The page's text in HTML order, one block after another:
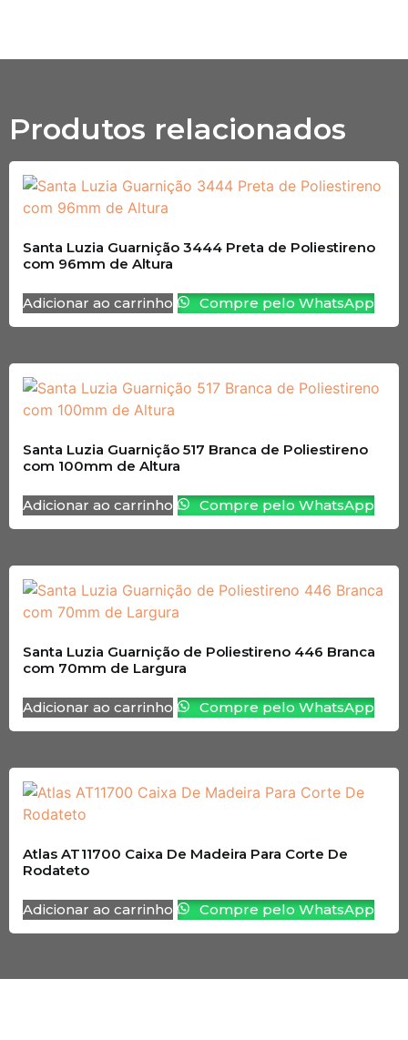
Produtos relacionados
Santa Luzia Guarnição 3444 Preta de Poliestireno
com 96mm de Altura
Adicionar ao carrinho Compre pelo WhatsApp
Santa Luzia Guarnição 517 Branca de Poliestireno
com 100mm de Altura
Adicionar ao carrinho Compre pelo WhatsApp
Santa Luzia Guarnição de Poliestireno 446 Branca
com 70mm de Largura
Adicionar ao carrinho Compre pelo WhatsApp
Atlas AT11700 Caixa De Madeira Para Corte De
Rodateto
Adicionar ao carrinho Compre pelo WhatsApp